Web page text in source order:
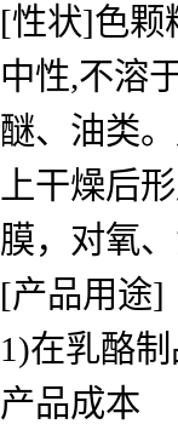
[性状]色颗
中性,不溶
醚、油类
上干燥后
膜，对氧
[产品用途]
1)在乳酪
产品成本